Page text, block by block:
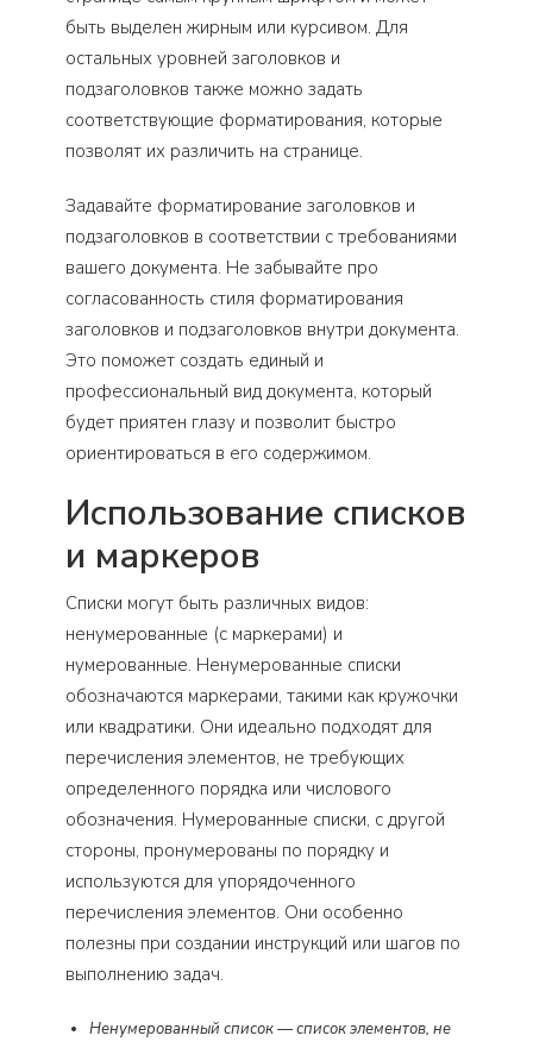
быть выделен жирным или курсивом. Для
остальных уровней заголовков и
подзаголовков также можно задать
соответствующие форматирования, которые
позволят их различить на странице.
Задавайте форматирование заголовков и
подзаголовков в соответствии с требованиями
вашего документа. Не забывайте про
согласованность стиля форматирования
заголовков и подзаголовков внутри документа.
Это поможет создать единый и
профессиональный вид документа, который
будет приятен глазу и позволит быстро
ориентироваться в его содержимом.
Использование списков
и маркеров
Списки могут быть различных видов:
ненумерованные (с маркерами) и
нумерованные. Ненумерованные списки
обозначаются маркерами, такими как кружочки
или квадратики. Они идеально подходят для
перечисления элементов, не требующих
определенного порядка или числового
обозначения. Нумерованные списки, с другой
стороны, пронумерованы по порядку и
используются для упорядоченного
перечисления элементов. Они особенно
полезны при создании инструкций или шагов по
выполнению задач.
Ненумерованный список — список элементов, не